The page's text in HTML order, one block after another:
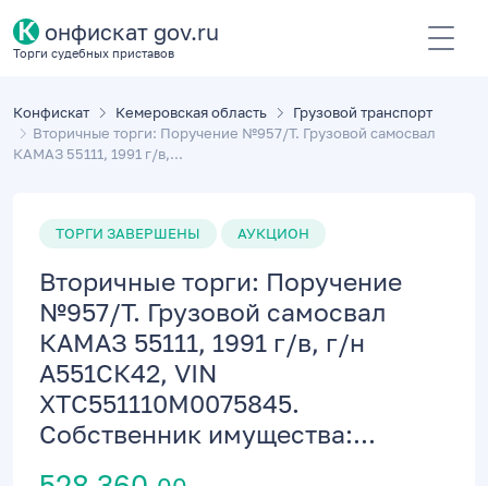
К онфискат gov.ru
Торги судебных приставов
Конфискат Кемеровская область
Грузовой транспорт
Вторичные торги: Поручение №957/Т. Грузовой самосвал
КАМАЗ 55111, 1991 г/в,...
ТОРГИ ЗАВЕРШЕНЫ АУКЦИОН
Вторичные торги: Поручение
№957/Т. Грузовой самосвал
КАМАЗ 55111, 1991 г/в, г/н
А551СК42, VIN
XTC551110M0075845.
Собственник имущества:...